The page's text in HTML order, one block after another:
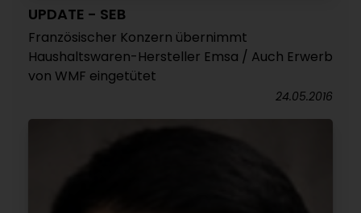
UPDATE - SEB
Französischer Konzern übernimmt
Haushaltswaren-Hersteller Emsa / Auch Erwerb
von WMF eingetütet
24.05.2016